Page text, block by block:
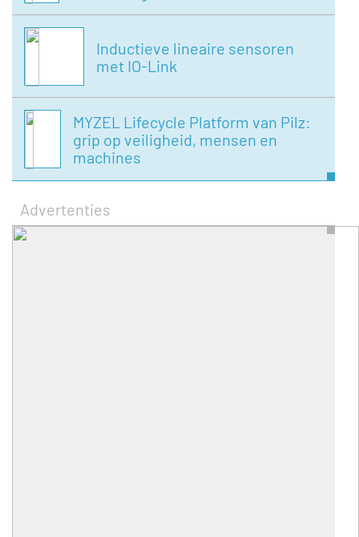
Inductieve lineaire sensoren
met IO-Link
MYZEL Lifecycle Platform van Pilz:
grip op veiligheid, mensen en
machines
Advertenties